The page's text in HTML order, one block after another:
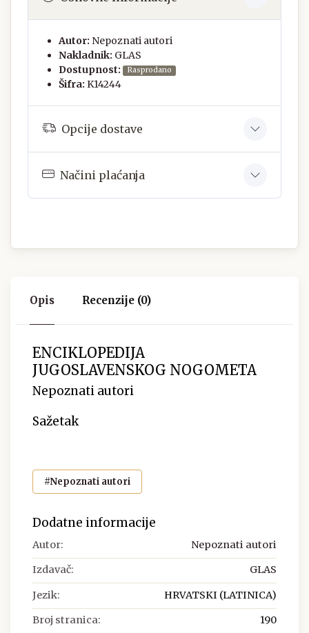
Autor: Nepoznati autori
Nakladnik: GLAS
Dostupnost:
Rasprodano
Šifra: K14244
Opcije dostave
Načini plaćanja
Opis Recenzije (0)
ENCIKLOPEDIJA
JUGOSLAVENSKOG NOGOMETA
Nepoznati autori
Sažetak
#Nepoznati autori
Dodatne informacije
Autor: Nepoznati autori
Izdavač: GLAS
Jezik: HRVATSKI (LATINICA)
Broj stranica: 190